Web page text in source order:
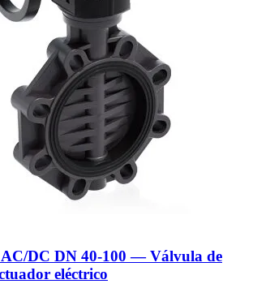
DC DN 40-100 — Válvula de
eléctrico